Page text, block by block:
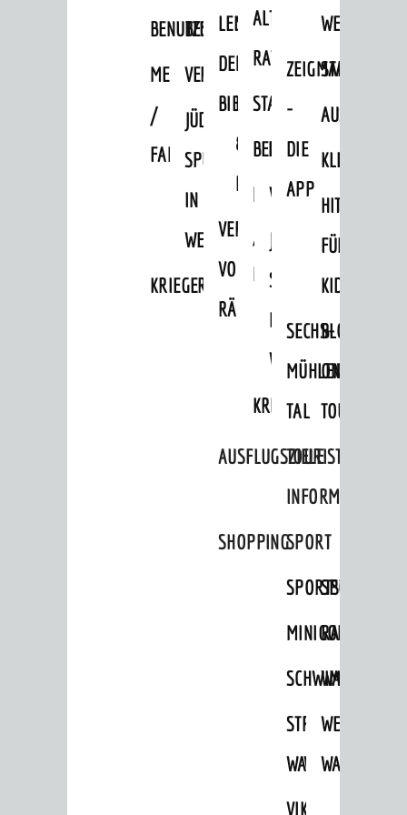
BENUTZUNG
MELDEKARTEI
/
FAMILIENFORSCHUNG
BESTANDSÜBERSICHT
VERÖFFENTLICHUNGEN
JÜDISCHE
SPUREN
IN
WEINHEIM
KRIEGERDENKMAL
LEIHVERKEHR
DER
BIBLIOTHEK
SERVICE
FÜR
LEHRER/INNEN
&
ERZIEHER/INNEN
VERMIETUNG
VON
RÄUMEN
ALTEN
RATHAUS
STADTARCHIV
BENUTZUNG
MELDEKARTEI
/
FAMILIENFORSCHUNG
JÜDISCHE
SPUREN
IN
WEINHEIM
KRIEGERDENKMAL
WEG
ZEIGMAL
-
DIE
APP
STADTTEILE
HITS
FÜR
KIDS
SECHS-
MÜHLEN-
TAL
BLOGGER
ON
TOUR
AUSFLUGSZIELE
TOURIST
INFORMATION
SHOPPINGSPORT
SPORTSTÄTTEN
MINIGOLFRADFAHREN
SCHWIMMEN
STRANDBAD
WAIDSEE
TSG
VIKTOR-
WANDERN
WEINHEIMER
Kinderbetreuung
Stadtbibliothek